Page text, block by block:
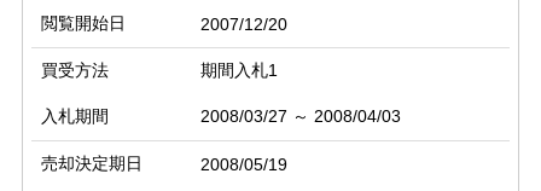
閲覧開始日 2007/12/20
買受方法 期間入札1
入札期間 2008/03/27 ～ 2008/04/03
売却決定期日 2008/05/19